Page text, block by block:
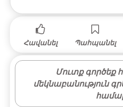
Հավանել Պահպանել
Մուտք գործեք
մեկնաբանություն